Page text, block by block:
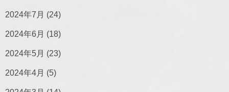
2024年7月 (24)
2024年6月 (18)
2024年5月 (23)
2024年4月 (5)